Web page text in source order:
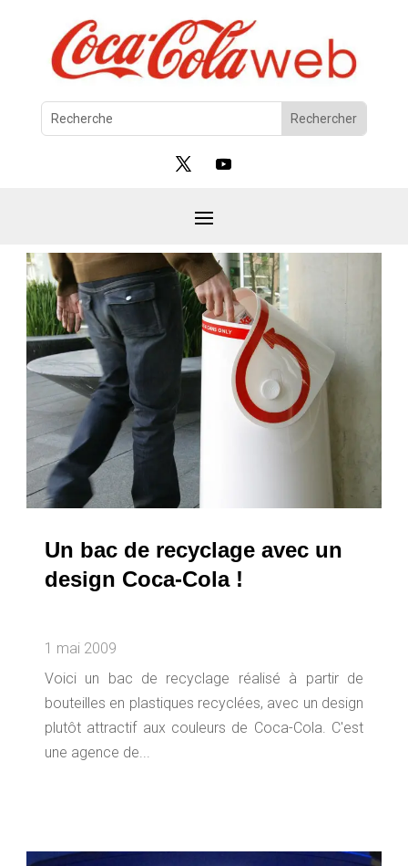
Un bac de recyclage avec un
design Coca-Cola !
1 mai 2009
Voici un bac de recyclage réalisé à partir de
bouteilles en plastiques recyclées, avec un design
plutôt attractif aux couleurs de Coca-Cola. C'est
une agence de...